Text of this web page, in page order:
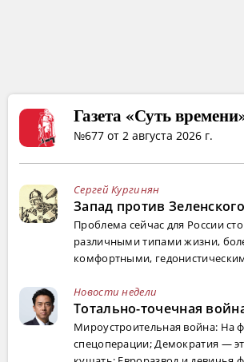
Газета «Суть
№677 от 2 августа 2026 г.
Сергей Кургинян
Запад против
Проблема сейчас для России
различными типами жизни,
комфортными,
Новости недели
Тотально-точечная
Мироустроительная война: На
спецоперации; Демократия —